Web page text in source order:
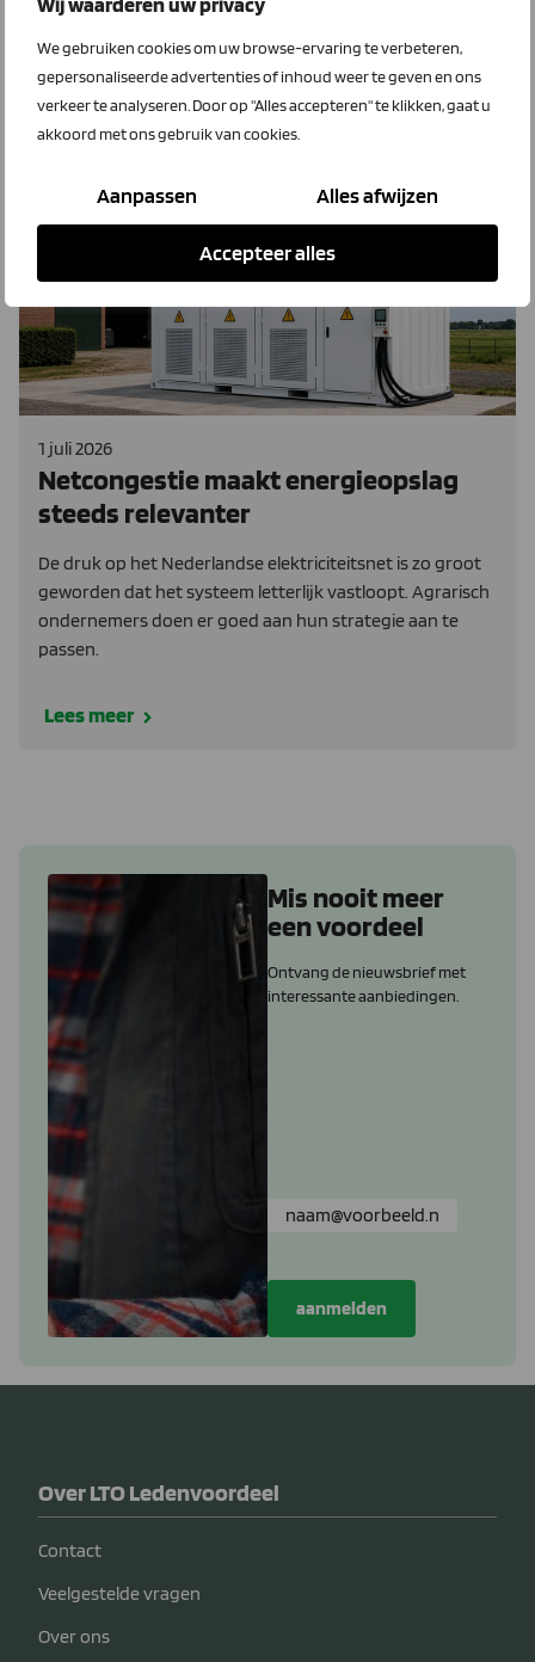
We gebruiken cookies om uw browse-ervaring te verbeteren,
gepersonaliseerde advertenties of inhoud weer te geven en ons
verkeer te analyseren. Door op "Alles accepteren" te klikken, gaat u
akkoord met ons gebruik van cookies.
Aanpassen Alles afwijzen
Accepteer alles
salderingsregeling stopt?
LTO Energieopslag
1 juli 2026
Netcongestie maakt energieopslag
steeds relevanter
De druk op het Nederlandse elektriciteitsnet is zo groot
geworden dat het systeem letterlijk vastloopt. Agrarisch
ondernemers doen er goed aan hun strategie aan te
passen.
Lees meer
Mis nooit meer
een voordeel
Ontvang de nieuwsbrief met
interessante aanbiedingen.
Over LTO Ledenvoordeel
Contact
Veelgestelde vragen
Over ons